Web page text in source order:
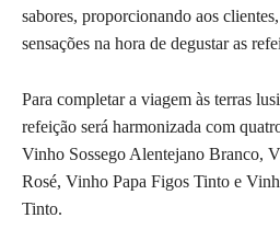
sabores, proporcionando aos
sensações na hora de degustar as
Para completar a viagem às terras
refeição será harmonizada com
Vinho Sossego Alentejano Branco,
Rosé, Vinho Papa Figos Tinto e
Tinto.